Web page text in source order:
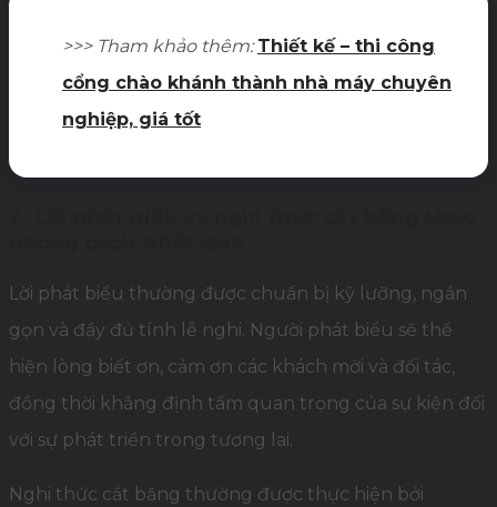
>>> Tham khảo thêm:Thiết kế – thi công
cổng chào khánh thành nhà máy chuyên
nghiệp, giá tốt
Lời phát biểu thường được chuẩn bị kỹ lưỡng, ngắn
gọn và đầy đủ tính lễ nghi. Người phát biểu sẽ thể
hiện lòng biết ơn, cảm ơn các khách mời và đối tác,
đồng thời khẳng định tầm quan trọng của sự kiện đối
với sự phát triển trong tương lai.
Nghi thức cắt băng thường được thực hiện bởi